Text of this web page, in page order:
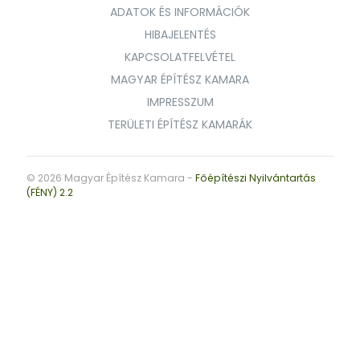
ADATOK ÉS INFORMÁCIÓK
HIBAJELENTÉS
KAPCSOLATFELVÉTEL
MAGYAR ÉPÍTÉSZ KAMARA
IMPRESSZUM
TERÜLETI ÉPÍTÉSZ KAMARÁK
© 2026 Magyar Építész Kamara - Főépítészi Nyilvántartás
(FÉNY) 2.2